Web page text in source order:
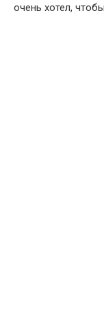
очень хотел,